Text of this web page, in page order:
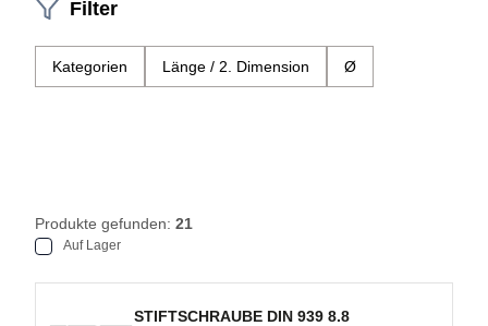
Filter
Kategorien Länge / 2. Dimension Ø
Produkte gefunden: 21
Auf Lager
STIFTSCHRAUBE DIN 939 8.8